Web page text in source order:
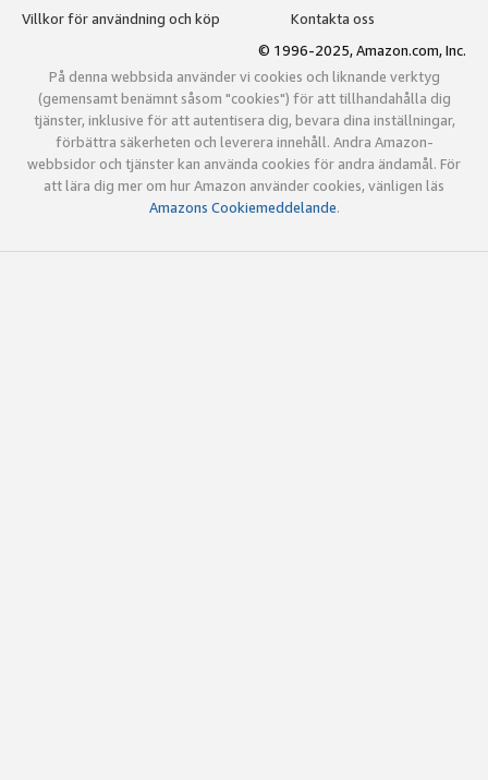
Villkor för användning och köp
Kontakta oss
© 1996-2025, Amazon.com, Inc.
På denna webbsida använder vi cookies och liknande verktyg
(gemensamt benämnt såsom "cookies") för att tillhandahålla dig
tjänster, inklusive för att autentisera dig, bevara dina inställningar,
förbättra säkerheten och leverera innehåll. Andra Amazon-
webbsidor och tjänster kan använda cookies för andra ändamål. För
att lära dig mer om hur Amazon använder cookies, vänligen läs
Amazons Cookiemeddelande.